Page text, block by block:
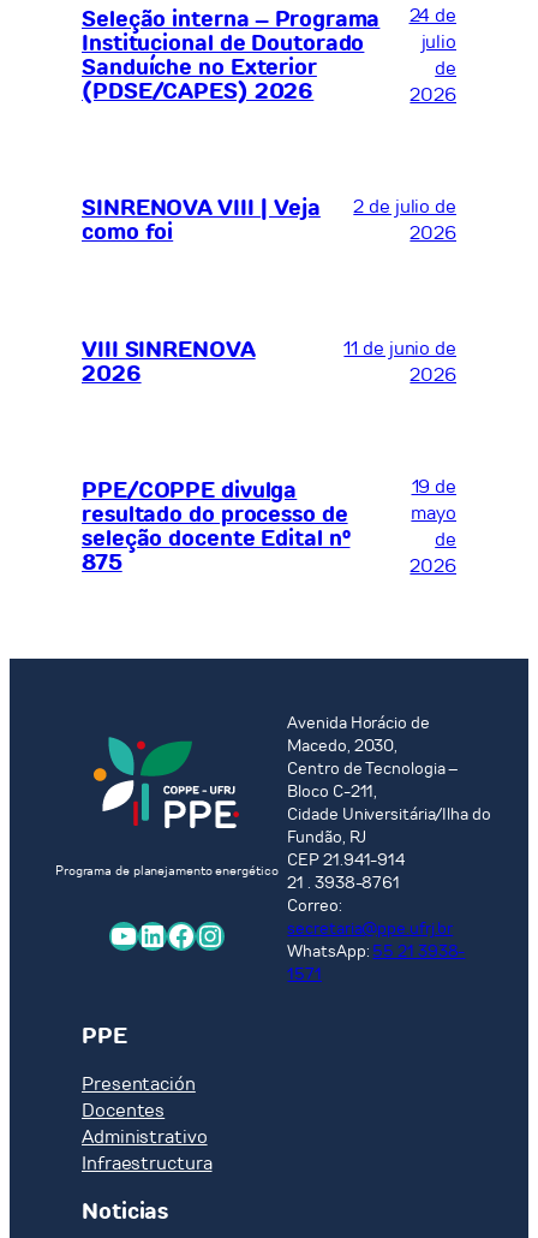
Seleção interna – Programa
Institucional de Doutorado
Sanduíche no Exterior
(PDSE/CAPES) 2026
24 de
julio
de
2026
SINRENOVA VIII | Veja
como foi
2 de julio de
2026
VIII SINRENOVA
2026
11 de junio de
2026
PPE/COPPE divulga
resultado do processo de
seleção docente Edital nº
875
19 de
mayo
de
2026
Programa de planejamento energético
YouTube LinkedIn Facebook Instagram
Avenida Horácio de
Macedo, 2030,
Centro de Tecnologia –
Bloco C-211,
Cidade Universitária/Ilha do
Fundão, RJ
CEP 21.941-914
21 . 3938-8761
Correo:
secretaria@ppe.ufrj.br
WhatsApp: 55 21 3938-
1571
PPE
Presentación
Docentes
Administrativo
Infraestructura
Noticias